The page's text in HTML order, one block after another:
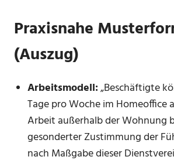
Praxisnahe
(Auszug)
Arbeitsmodell:„Beschäftigte
Tage pro Woche im Homeoffice
Arbeit außerhalb der Wohnung
gesonderter Zustimmung der
nach Maßgabe dieser